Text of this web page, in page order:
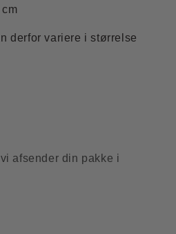
derfor variere i størrelse
afsender din pakke i